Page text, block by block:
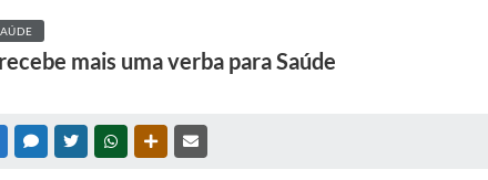
mais uma verba para Saúde
FACEBOOKMESSENGER
TWITTERWHATSAPPOUTRAS MÍDIAS